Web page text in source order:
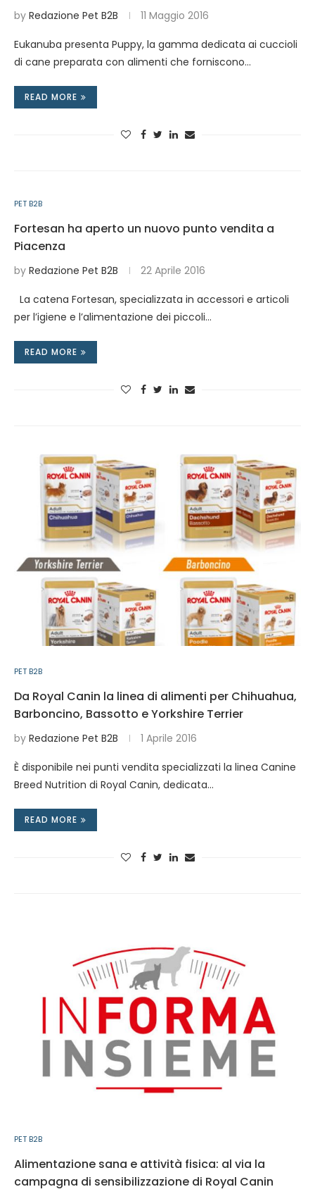
by Redazione Pet B2B 11 Maggio 2016
Eukanuba presenta Puppy, la gamma dedicata ai cuccioli
di cane preparata con alimenti che forniscono…
READ MORE
PET B2B
Fortesan ha aperto un nuovo punto vendita a
Piacenza
by Redazione Pet B2B 22 Aprile 2016
La catena Fortesan, specializzata in accessori e articoli
per l’igiene e l’alimentazione dei piccoli…
READ MORE
PET B2B
Da Royal Canin la linea di alimenti per Chihuahua,
Barboncino, Bassotto e Yorkshire Terrier
by Redazione Pet B2B 1 Aprile 2016
È disponibile nei punti vendita specializzati la linea Canine
Breed Nutrition di Royal Canin, dedicata…
READ MORE
PET B2B
Alimentazione sana e attività fisica: al via la
campagna di sensibilizzazione di Royal Canin